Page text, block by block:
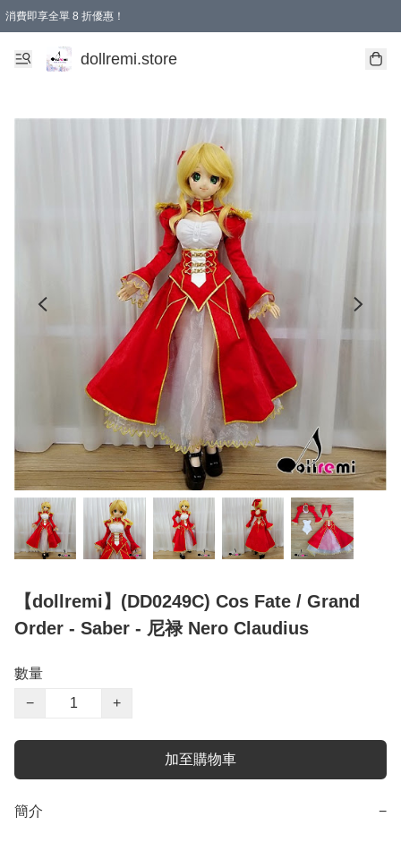
消費即享全單 8 折優惠！
購物滿 HKD 1500.00即享免運費優惠！（適用於 本地送貨、本地取貨、國際送貨 )
dollremi.store
【dollremi】(DD0249C) Cos Fate / Grand
Order - Saber - 尼禄 Nero Claudius
數量
−
+
加至購物車
簡介 −